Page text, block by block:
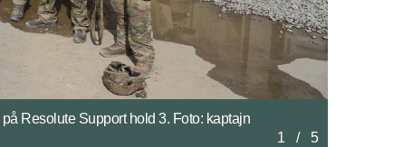
2 / 5
base ved Hamid Karzai International